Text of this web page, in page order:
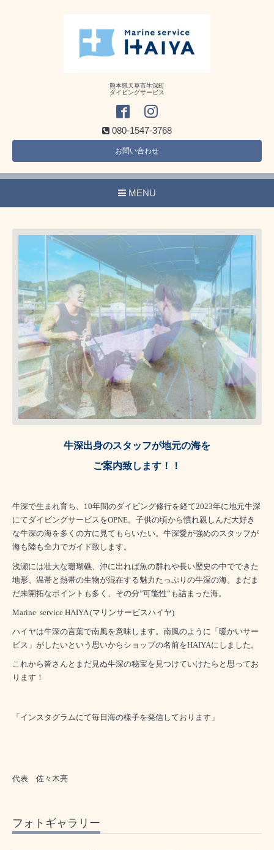
熊本県天草市牛深町
ダイビングサービス
080-1547-3768
お問い合わせ
MENU
牛深出身のスタッフが地元の海を
ご案内致します！！
牛深で生まれ育ち、10年間のダイビング修行を経て2023年に地元牛深
にてダイビングサービスをOPNE。子供の頃から慣れ親しんだ大好き
な牛深の海を多くの方に見てもらいたい。牛深愛が強めのスタッフが
海も陸も全力でガイド致します。
浅瀬には壮大な珊瑚礁、沖に出れば魚の群れや長い歴史の中でできた
地形、温帯と熱帯の生物が混在する魅力たっぷりの牛深の海。
まだま
だ未開拓なポイントも多く、その分”可能性”も詰まった海。
Marine service HAIYA (マリンサービスハイヤ)
ハイヤは牛深の言葉で南風を意味します。南風のように「暖かいサー
ビス」がしたいという思いからショップの名前をHAIYAにしました。
これから皆さんとまだ見ぬ牛深の秘宝を見つけていけたらと思ってお
ります！
「インスタグラムにて毎日海の様子を発信しております」
代表 佐々木亮
フォトギャラリー